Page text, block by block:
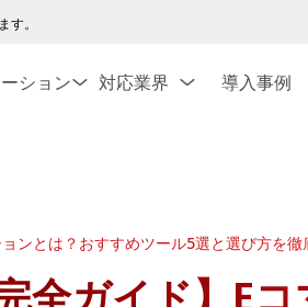
。
ション 対応業界 導入事例
ンとは？おすすめツール5選と選び方を徹